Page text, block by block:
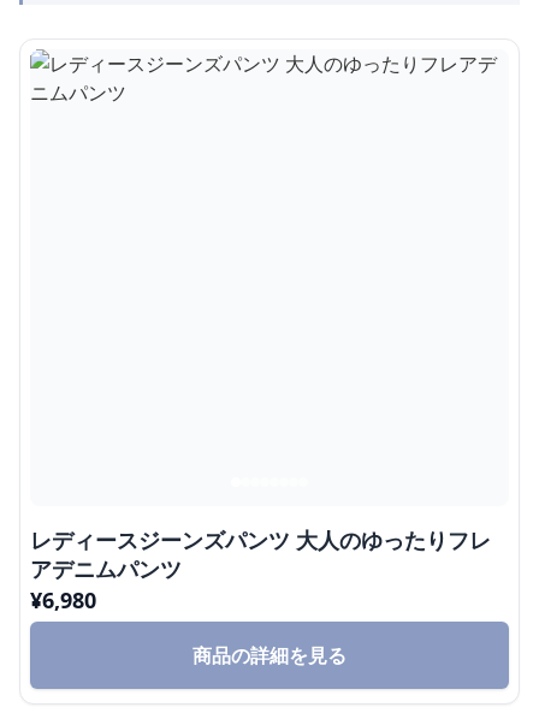
レディースジーンズパンツ 大人のゆったりフレ
アデニムパンツ
¥6,980
商品の詳細を見る